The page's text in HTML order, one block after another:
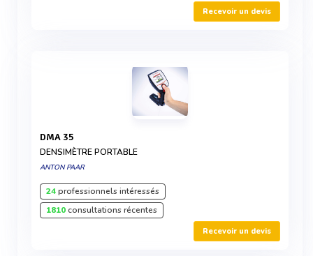
Recevoir un devis
DMA 35
DENSIMÈTRE PORTABLE
ANTON PAAR
24professionnels intéressés
1810consultations récentes
Recevoir un devis